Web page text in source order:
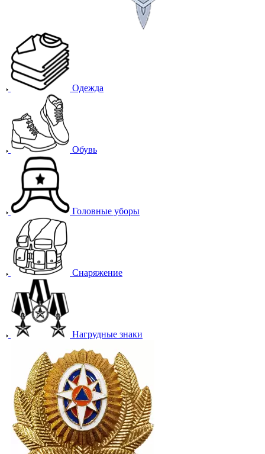
Одежда
Обувь
Головные уборы
Снаряжение
Нагрудные знаки